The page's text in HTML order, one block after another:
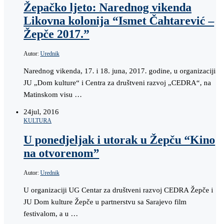
Žepačko ljeto: Narednog vikenda
Likovna kolonija “Ismet Čahtarević –
Žepče 2017.”
Autor: Urednik
Narednog vikenda, 17. i 18. juna, 2017. godine, u organizaciji
JU „Dom kulture“ i Centra za društveni razvoj „CEDRA“, na
Matinskom visu …
24jul, 2016
KULTURA
U ponedjeljak i utorak u Žepču “Kino
na otvorenom”
Autor: Urednik
U organizaciji UG Centar za društveni razvoj CEDRA Žepče i
JU Dom kulture Žepče u partnerstvu sa Sarajevo film
festivalom, a u …